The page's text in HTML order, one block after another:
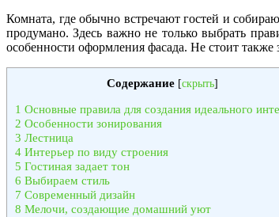
Комната, где обычно встречают гостей и
продумано. Здесь важно не только выбрать
особенности оформления фасада. Не стоит
Содержание [скрыть]
1 Основные правила для создания идеального
2 Особенности зонирования
3 Лестница
4 Интерьер по виду строения
5 Гостиная задает тон
6 Выбираем стиль
7 Современный дизайн
8 Мелочи, создающие домашний уют